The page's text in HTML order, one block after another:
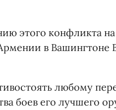
этого конфликта на
в Вашингтоне
любому
боев его лучшего